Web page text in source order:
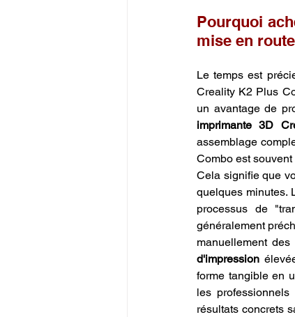
Pourquoi
mise en
Le temps est
Creality K2 Plus
un avantage de
imprimante 3D
assemblage
Combo est
Cela signifie que
quelques minutes.
processus de
généralement
manuellement
d'impression
forme tangible en
les
résultats concrets